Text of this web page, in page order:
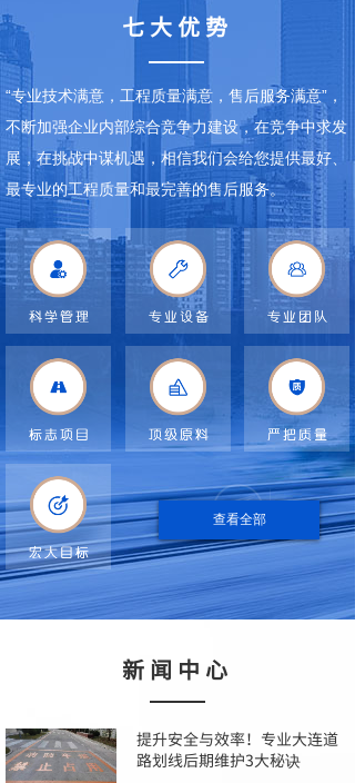
七大优势
“专业技术满意，工程质量满意，售后服务满意”，
不断加强企业内部综合竞争力建设，在竞争中求发
展，在挑战中谋机遇，相信我们会给您提供最好、
最专业的工程质量和最完善的售后服务。
查看全部
新闻中心
提升安全与效率！专业大连道
路划线后期维护3大秘诀